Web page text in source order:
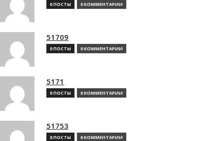
0 ПОСТЫ 0 КОММЕНТАРИИ
51709
0 ПОСТЫ 0 КОММЕНТАРИИ
5171
0 ПОСТЫ 0 КОММЕНТАРИИ
51753
0 ПОСТЫ 0 КОММЕНТАРИИ